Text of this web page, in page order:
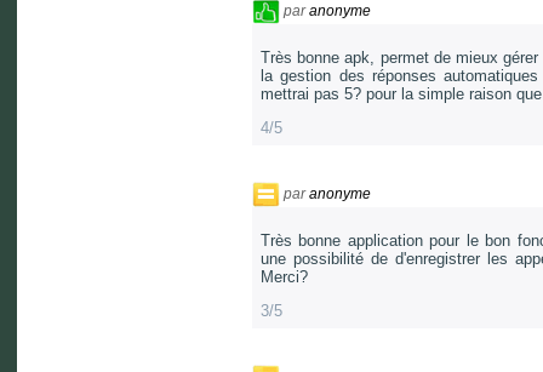
paranonyme
Très bonne apk, permet de mieux
la gestion des réponses
mettrai pas 5? pour la simple raison
4/5
paranonyme
Très bonne application pour le bon
une possibilité de d'enregistrer les
Merci?
3/5